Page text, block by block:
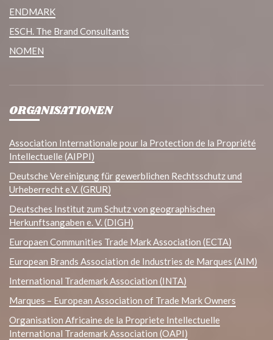
ENDMARK
ESCH. The Brand Consultants
NOMEN
ORGANISATIONEN
Association Internationale pour la Protection de la Propriété
Intellectuelle (AIPPI)
Deutsche Vereinigung für gewerblichen Rechtsschutz und
Urheberrecht e.V. (GRUR)
Deutsches Institut zum Schutz von geographischen
Herkunftsangaben e. V. (DIGH)
Europaen Communities Trade Mark Association (ECTA)
European Brands Association de Industries de Marques (AIM)
International Trademark Association (INTA)
Marques – European Association of Trade Mark Owners
Organisation Africaine de la Propriete Intellectuelle
International Trademark Association (OAPI)